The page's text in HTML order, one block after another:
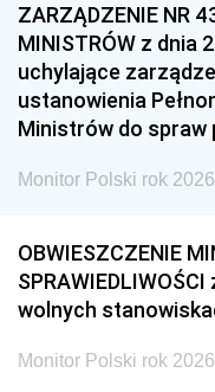
ZARZĄDZENIE NR
MINISTRÓW z dnia
uchylające
ustanowienia
Ministrów do
Monitor Polski rok
OBWIESZCZENIE
wolnych
Monitor Polski rok